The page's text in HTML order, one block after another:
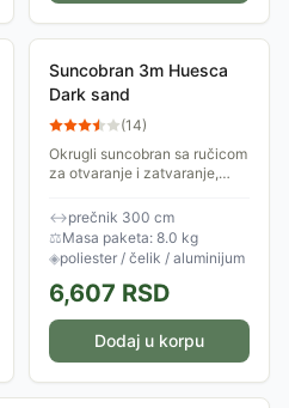
Suncobran 3m Huesca
Dark sand
(14)
Okrugli suncobran sa ručicom
za otvaranje i zatvaranje,
4.8cm i 8 čeličnih rebara.
Prečnik suncobrana je
300cm a visina...
↔prečnik 300 cm
⚖Masa paketa: 8.0 kg
◈poliester / čelik / aluminijum
6,607 RSD
Dodaj u korpu